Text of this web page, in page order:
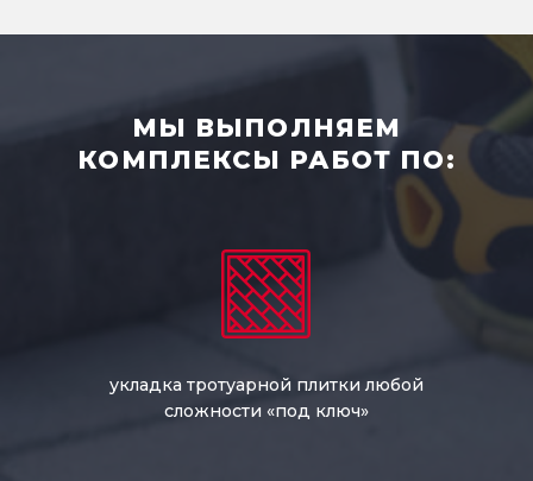
МЫ ВЫПОЛНЯЕМ
КОМПЛЕКСЫ РАБОТ ПО:
укладка тротуарной плитки любой
сложности «под ключ»